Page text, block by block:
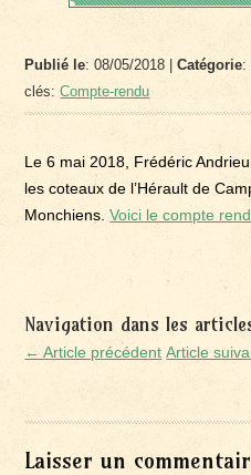
Publié le: 08/05/2018 |Catégorie:
clés:Compte-rendu
Le 6 mai 2018, Frédéric
les coteaux de l’Hérault de
Monchiens.Voici le compte
Navigation dans les
← Article précédent Article
Laisser un